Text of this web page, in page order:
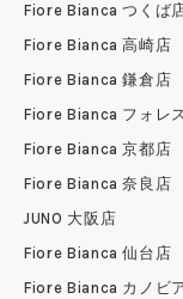
Fiore Bianca つくば
Fiore Bianca 高崎店
Fiore Bianca 鎌倉店
Fiore Bianca フォレ
Fiore Bianca 京都店
Fiore Bianca 奈良店
JUNO 大阪店
Fiore Bianca 仙台店
Fiore Bianca カノビ